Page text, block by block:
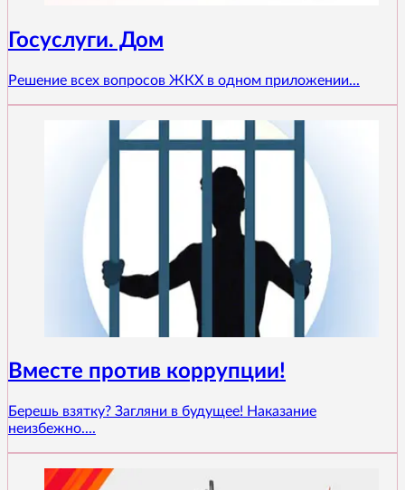
Госуслуги. Дом
Решение всех вопросов ЖКХ в одном приложении...
Вместе против коррупции!
Берешь взятку? Загляни в будущее! Наказание
неизбежно....